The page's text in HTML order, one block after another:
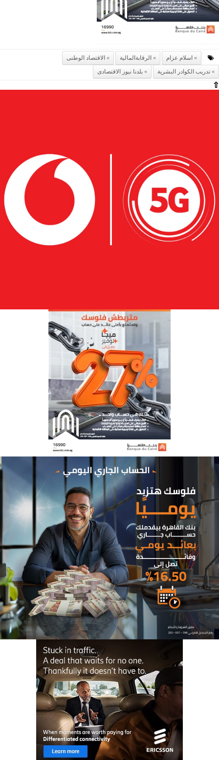
اسلام عزام الرقابةالمالية
الاقتصاد الوطنى
تدريب الكوادر البشرية
بلدنا نيوز الاقتصادى
⇧